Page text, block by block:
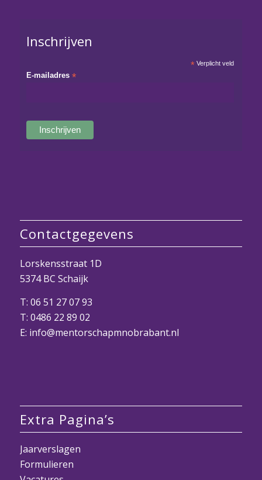
Inschrijven
*Verplicht veld
E-mailadres*
Contactgegevens
Lorskensstraat 1D
5374 BC Schaijk
T: 06 51 27 07 93
T: 0486 22 89 02
E: info@mentorschapmnobrabant.nl
Extra Pagina’s
Jaarverslagen
Formulieren